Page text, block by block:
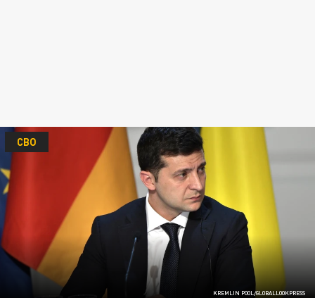
KREMLIN POOL/GLOBALLOOKPRESS
СВО